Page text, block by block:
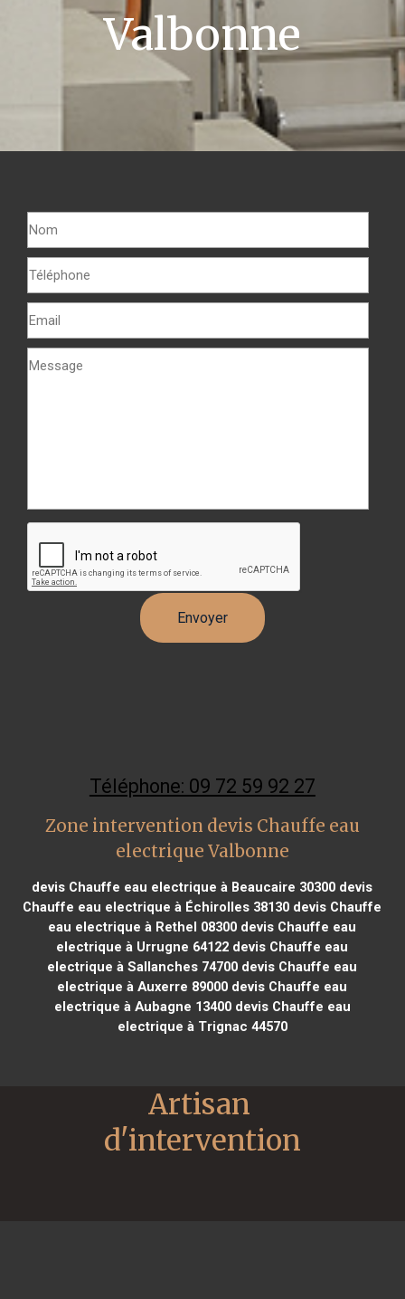
Valbonne
Téléphone: 09 72 59 92 27
Zone intervention devis Chauffe eau
electrique Valbonne
devis Chauffe eau electrique à Beaucaire 30300 devis
Chauffe eau electrique à Échirolles 38130 devis Chauffe
eau electrique à Rethel 08300 devis Chauffe eau
electrique à Urrugne 64122 devis Chauffe eau
electrique à Sallanches 74700 devis Chauffe eau
electrique à Auxerre 89000 devis Chauffe eau
electrique à Aubagne 13400devis Chauffe eau
electrique à Trignac 44570
Artisan
d'intervention